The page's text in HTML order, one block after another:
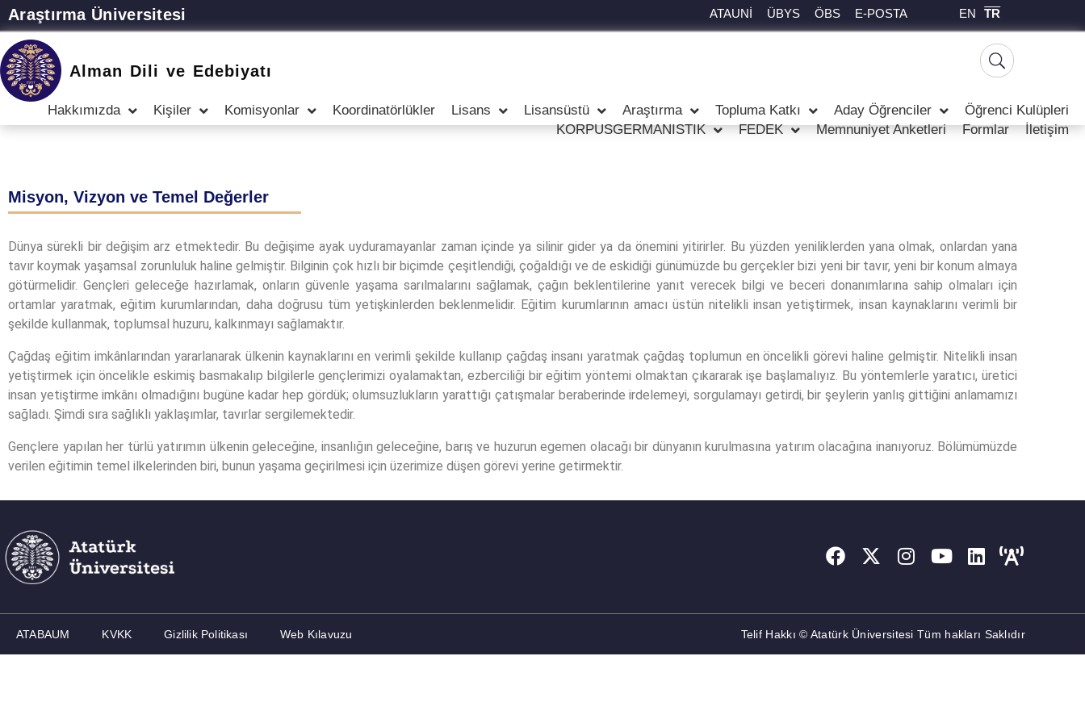
Araştırma Üniversitesi ATAUNİ ÜBYS ÖBS E-POSTA EN TR
Alman Dili ve Edebiyatı
Hakkımızda Kişiler Komisyonlar Koordinatörlükler Lisans Lisansüstü Araştırma Topluma Katkı Aday Öğrenciler
Öğrenci Kulüpleri
KORPUSGERMANISTIK
FEDEK Memnuniyet Anketleri Formlar İletişim
Misyon, Vizyon ve Temel Değerler
Dünya sürekli bir değişim arz etmektedir. Bu değişime ayak uyduramayanlar zaman içinde ya silinir gider ya da önemini yitirirler. Bu yüzden yeniliklerden yana olmak, onlardan yana
tavır koymak yaşamsal zorunluluk haline gelmiştir. Bilginin çok hızlı bir biçimde çeşitlendiği, çoğaldığı ve de eskidiği günümüzde bu gerçekler bizi yeni bir tavır, yeni bir konum almaya
götürmelidir. Gençleri geleceğe hazırlamak, onların güvenle yaşama sarılmalarını sağlamak, çağın beklentilerine yanıt verecek bilgi ve beceri donanımlarına sahip olmaları için
ortamlar yaratmak, eğitim kurumlarından, daha doğrusu tüm yetişkinlerden beklenmelidir. Eğitim kurumlarının amacı üstün nitelikli insan yetiştirmek, insan kaynaklarını verimli bir
şekilde kullanmak, toplumsal huzuru, kalkınmayı sağlamaktır.
Çağdaş eğitim imkânlarından yararlanarak ülkenin kaynaklarını en verimli şekilde kullanıp çağdaş insanı yaratmak çağdaş toplumun en öncelikli görevi haline gelmiştir. Nitelikli insan
yetiştirmek için öncelikle eskimiş basmakalıp bilgilerle gençlerimizi oyalamaktan, ezberciliği bir eğitim yöntemi olmaktan çıkararak işe başlamalıyız. Bu yöntemlerle yaratıcı, üretici
insan yetiştirme imkânı olmadığını bugüne kadar hep gördük; olumsuzlukların yarattığı çatışmalar beraberinde irdelemeyi, sorgulamayı getirdi, bir şeylerin yanlış gittiğini anlamamızı
sağladı. Şimdi sıra sağlıklı yaklaşımlar, tavırlar sergilemektedir.
Gençlere yapılan her türlü yatırımın ülkenin geleceğine, insanlığın geleceğine, barış ve huzurun egemen olacağı bir dünyanın kurulmasına yatırım olacağına inanıyoruz. Bölümümüzde
verilen eğitimin temel ilkelerinden biri, bunun yaşama geçirilmesi için üzerimize düşen görevi yerine getirmektir.
ATABAUM KVKK Gizlilik Politikası Web Kılavuzu Telif Hakkı © Atatürk Üniversitesi Tüm hakları Saklıdır